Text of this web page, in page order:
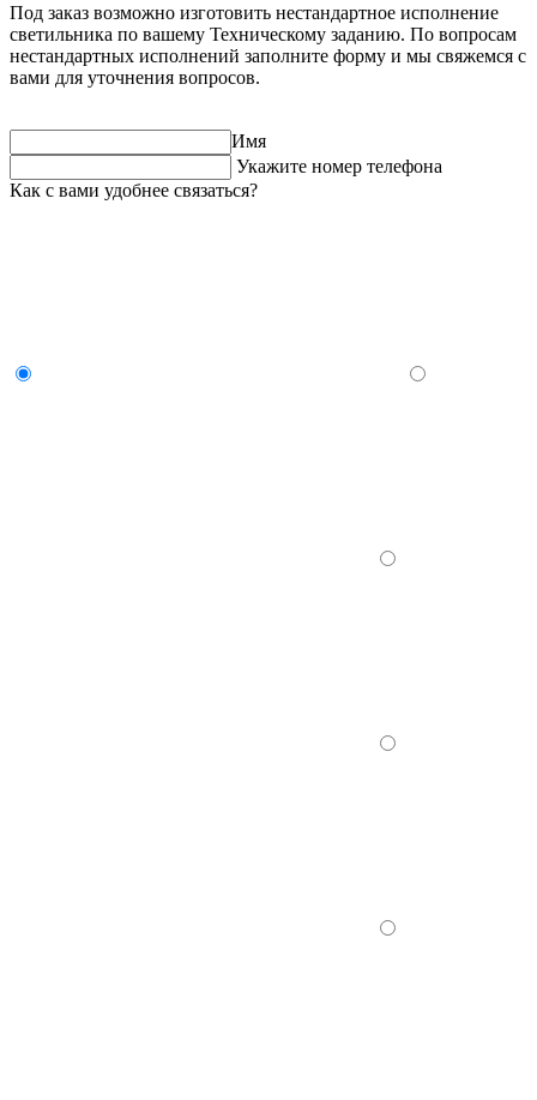
Под заказ возможно изготовить нестандартное исполнение
светильника по вашему Техническому заданию. По вопросам
нестандартных исполнений заполните форму и мы свяжемся с
вами для уточнения вопросов.
Имя
Укажите номер телефона
Как с вами удобнее связаться?